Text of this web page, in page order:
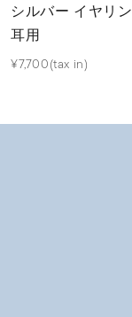
シルバー イヤリ
耳用
¥7,700(tax in)